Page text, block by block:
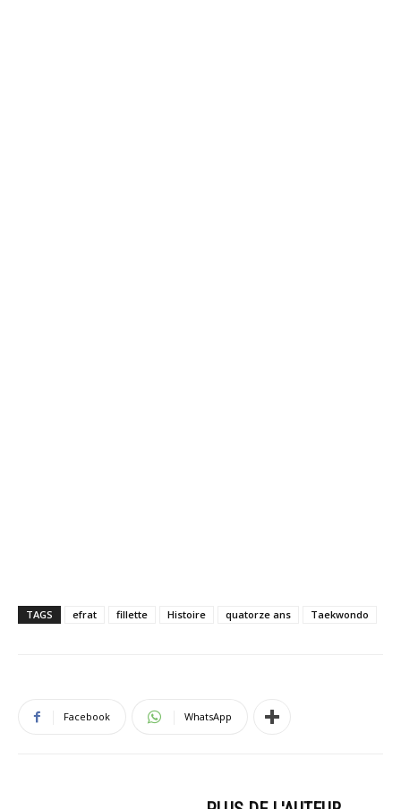
TAGS efrat fillette Histoire quatorze ans Taekwondo
Facebook WhatsApp